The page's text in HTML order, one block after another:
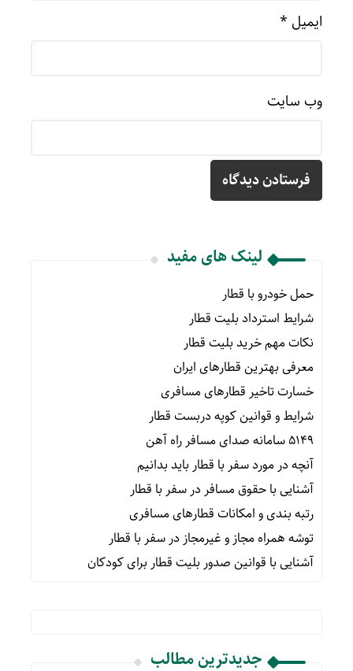
ایمیل *
وب‌ سایت
لینک های مفید
حمل خودرو با قطار
شرایط استرداد بلیت قطار
نکات مهم خرید بلیت قطار
معرفی بهترین قطارهای ایران
خسارت تاخیر قطارهای مسافری
شرایط و قوانین کوپه دربست قطار
۵۱۴۹ سامانه صدای مسافر راه آهن
آنچه در مورد سفر با قطار باید بدانیم
آشنایی با حقوق مسافر در سفر با قطار
رتبه بندی و امکانات قطارهای مسافری
توشه همراه مجاز و غیرمجاز در سفر با قطار
آشنایی با قوانین صدور بلیت قطار برای کودکان
جدیدترین مطالب